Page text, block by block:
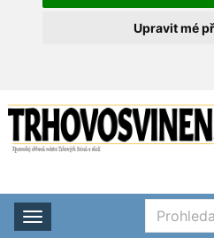
Upravit mé
Rozbalit nabídku